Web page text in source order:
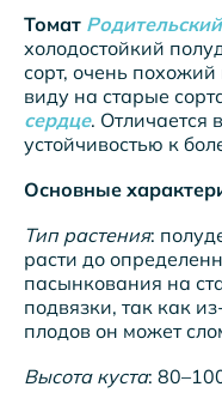
Томат
холодостойкий
сорт, очень
виду на старые
сердце. Отличается
устойчивостью к
Основные
Тип растения:
расти до
пасынкования на
подвязки, так как
плодов он может
Высота куста: